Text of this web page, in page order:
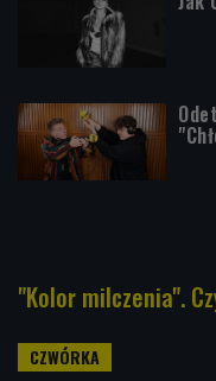
"Kolor milczenia".